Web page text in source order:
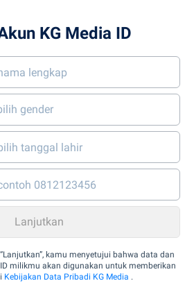
KG Media ID
kamu menyetujui bahwa data dan
milikmu akan digunakan untuk memberikan
Kebijakan Data Pribadi KG Media .